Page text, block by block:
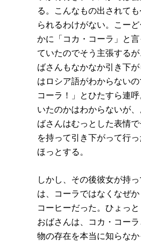
る。こんなもの出されて
られるわけがない。こー
かに「コカ・コーラ」と
ていたのでそう主張する
ばさんもなかなか引き下
はロシア語がわからないの
コーラ！」とひたすら連
いたのかはわからないが
ばさんはむっとした表情で
を持って引き下がって行
ほっとする。
しかし、その後彼女が持
は、コーラではなくなぜ
コーヒーだった。ひょっ
おばさんは、コカ・コー
物の存在を本当に知らな